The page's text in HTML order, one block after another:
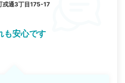
戎通3丁目175-17
も安心です